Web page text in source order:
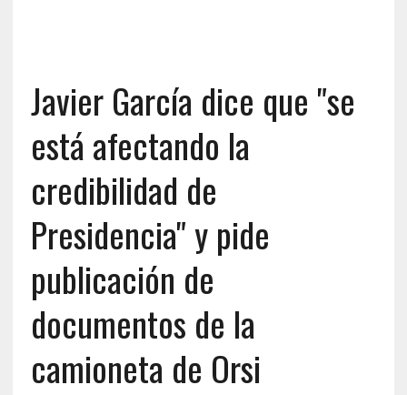
Javier García dice que "se
está afectando la
credibilidad de
Presidencia" y pide
publicación de
documentos de la
camioneta de Orsi